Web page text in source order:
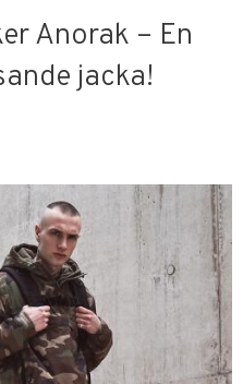
Anorak – En
jacka!